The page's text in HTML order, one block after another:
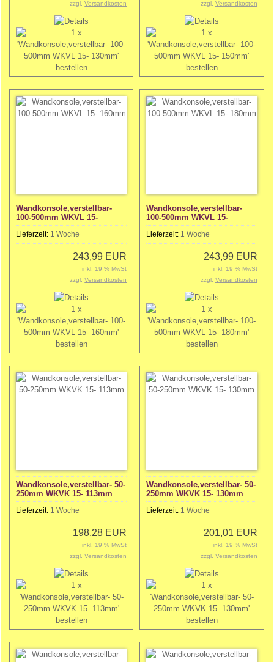
zzgl.Versandkosten zzgl. Versandkosten
Wandkonsole,verstellbar-
100-500mm WKVL 15-
160mm
Lieferzeit: 1 Woche
243,99 EUR
inkl. 19 % MwSt
zzgl.Versandkosten
Wandkonsole,verstellbar-
100-500mm WKVL 15-
180mm
Lieferzeit: 1 Woche
243,99 EUR
inkl. 19 % MwSt
zzgl. Versandkosten
Wandkonsole,verstellbar- 50-
250mm WKVK 15- 113mm
Lieferzeit: 1 Woche
198,28 EUR
inkl. 19 % MwSt
zzgl.Versandkosten
Wandkonsole,verstellbar- 50-
250mm WKVK 15- 130mm
Lieferzeit: 1 Woche
201,01 EUR
inkl. 19 % MwSt
zzgl. Versandkosten